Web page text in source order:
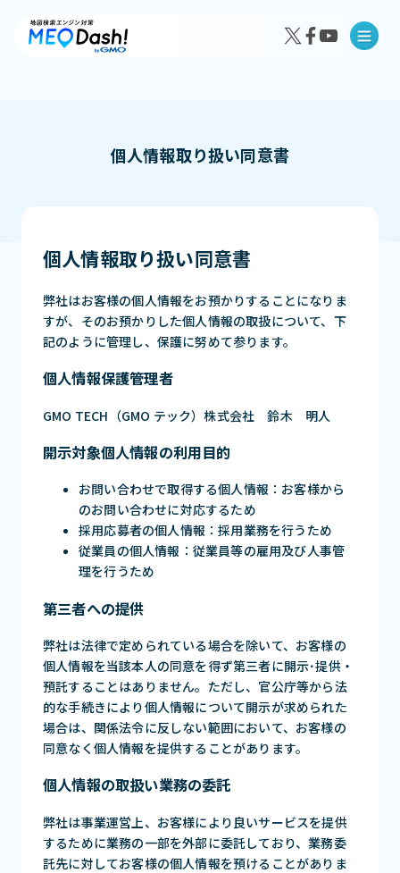
導入事例インタビュー
個人情報取り扱い同意書
個人情報取り扱い同意書
弊社はお客様の個人情報をお預かりすることになりま
すが、そのお預かりした個人情報の取扱について、下
記のように管理し、保護に努めて参ります。
個人情報保護管理者
GMO TECH（GMO テック）株式会社 鈴木 明人
開示対象個人情報の利用目的
お問い合わせで取得する個人情報：お客様から
のお問い合わせに対応するため
採用応募者の個人情報：採用業務を行うため
従業員の個人情報：従業員等の雇用及び人事管
理を行うため
第三者への提供
弊社は法律で定められている場合を除いて、お客様の
個人情報を当該本人の同意を得ず第三者に開示･提供・
預託することはありません。ただし、官公庁等から法
的な手続きにより個人情報について開示が求められた
場合は、関係法令に反しない範囲において、お客様の
同意なく個人情報を提供することがあります。
個人情報の取扱い業務の委託
弊社は事業運営上、お客様により良いサービスを提供
するために業務の一部を外部に委託しており、業務委
託先に対してお客様の個人情報を預けることがありま